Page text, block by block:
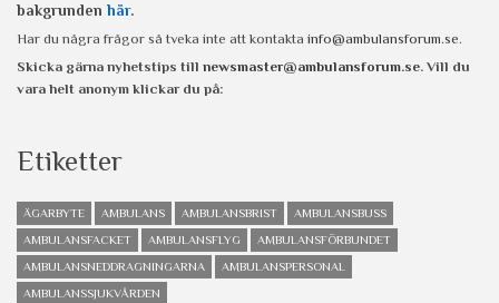
bakgrunden här.
Har du några frågor så tveka inte att kontakta info@ambulansforum.se.
Skicka gärna nyhetstips till newsmaster@ambulansforum.se. Vill du
vara helt anonym klickar du på:
Etiketter
ÄGARBYTE AMBULANS AMBULANSBRIST
AMBULANSBUSS
AMBULANSFACKET
AMBULANSFLYG
AMBULANSFÖRBUNDET
AMBULANSNEDDRAGNINGARNA
AMBULANSPERSONAL
AMBULANSSJUKVÅRDEN